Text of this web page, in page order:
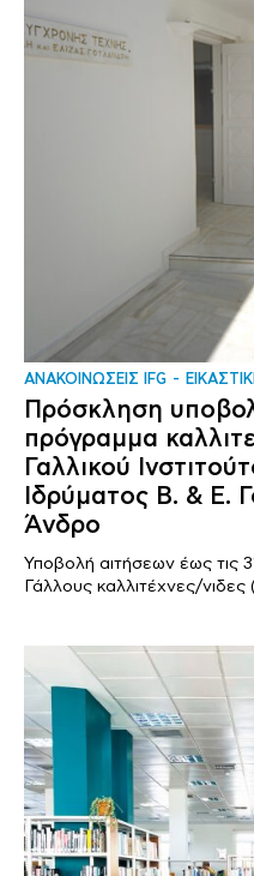
ΑΝΑΚΟΙΝΩΣΕΙΣ IFG
Πρόσκληση
πρόγραμμα
Γαλλικού
Ιδρύματος Β. & Ε.
Άνδρο
Υποβολή αιτήσεων έως τις
Γάλλους καλλιτέχνες/